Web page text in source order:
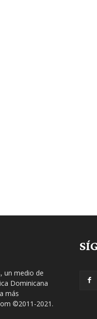
un medio de
Dominicana
más
©2011-2021.